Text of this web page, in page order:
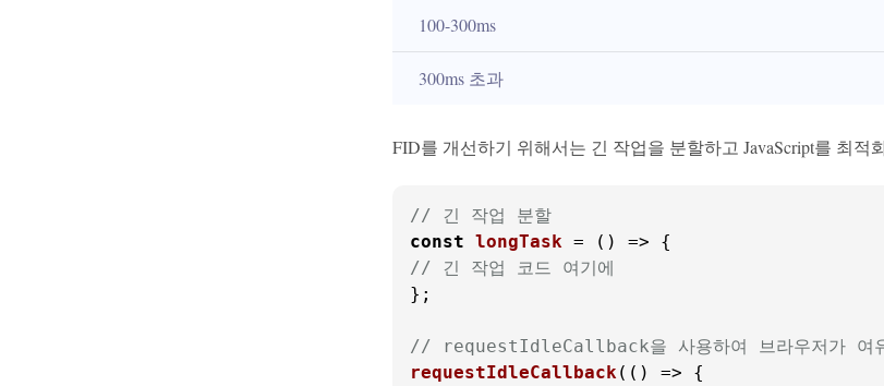
100-300ms
300ms 초과
FID를 개선하기 위해서는 긴 작업을 분할하고 JavaScript를 최적
// 긴 작업 분할
const longTask = (
// 긴 작업 코드 여기에
};
// requestIdleCallback을 사용하여 브라우저가 여
requestIdleCallback( () =>